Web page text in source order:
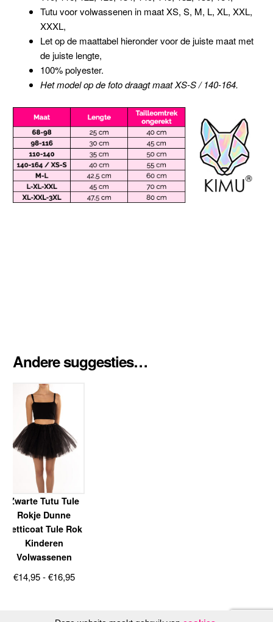
Tutu voor volwassenen in maat XS, S, M, L, XL, XXL,
XXXL,
Let op de maattabel hieronder voor de juiste maat met
de juiste lengte,
100% polyester.
Het model op de foto draagt maat XS-S / 140-164.
Andere suggesties…
Zwarte Tutu Tule
Rokje Dunne
Petticoat Tule Rok
Kinderen
Volwassenen
€14,95 - €16,95Prijsklasse: